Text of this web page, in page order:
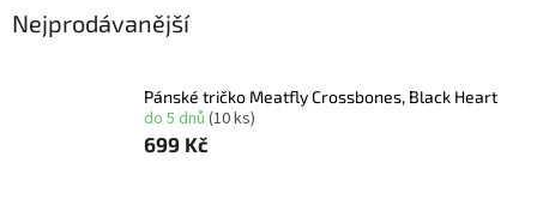
Nejprodávanější
Pánské tričko Meatfly Crossbones, Black Heart
do 5 dnů (10 ks)
699 Kč